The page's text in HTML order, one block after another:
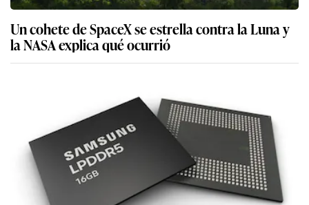
Un cohete de SpaceX se estrella contra la Luna y
la NASA explica qué ocurrió